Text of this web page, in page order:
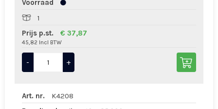
Voorraad
1
Prijs p.st.
€ 37,87
45,82 Incl BTW
- +
Art. nr.
K4208